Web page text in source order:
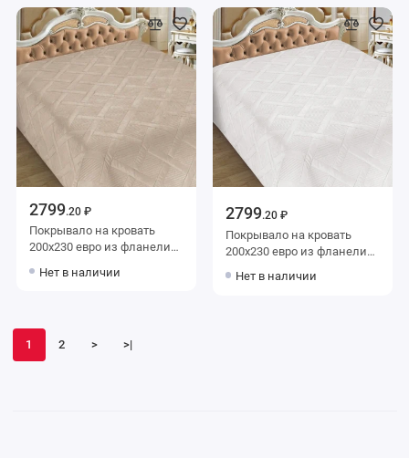
2799.20 ₽
Покрывало на кровать
200х230 евро из фланели
Marianna
Нет в наличии
2799.20 ₽
Покрывало на кровать
200х230 евро из фланели
Marianna
Нет в наличии
1 2 > >|